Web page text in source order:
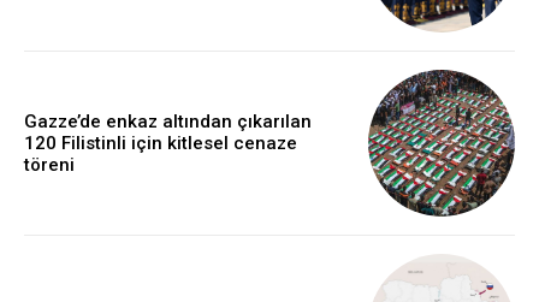
Gazze’de enkaz altından çıkarılan
120 Filistinli için kitlesel cenaze
töreni